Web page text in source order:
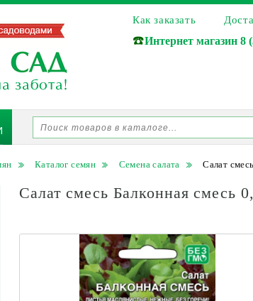
Как заказать
☎️Интернет магазин 8
Каталог семян Семена салата Салат
Салат смесь Балконная смесь